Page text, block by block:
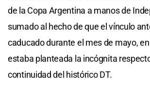
de la Copa Argentina a manos de
sumado al hecho de que el vínculo
caducado durante el mes de mayo,
estaba planteada la incógnita
continuidad del histórico DT.